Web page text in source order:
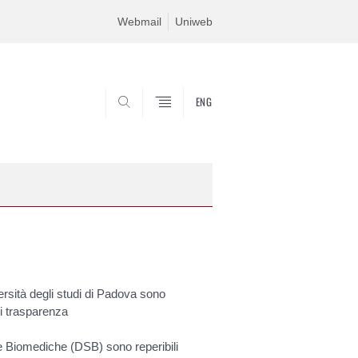
Webmail Uniweb
ENG
degli studi di Padova sono
trasparenza
Biomediche (DSB) sono reperibili